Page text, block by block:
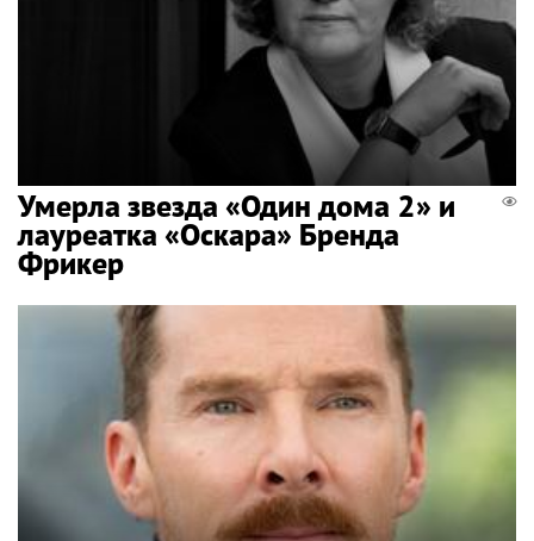
Умерла звезда «Один дома 2» и
лауреатка «Оскара» Бренда
Фрикер